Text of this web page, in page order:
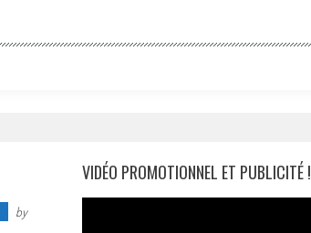
by
VIDÉO PROMOTIONNEL ET PUBLICITÉ !